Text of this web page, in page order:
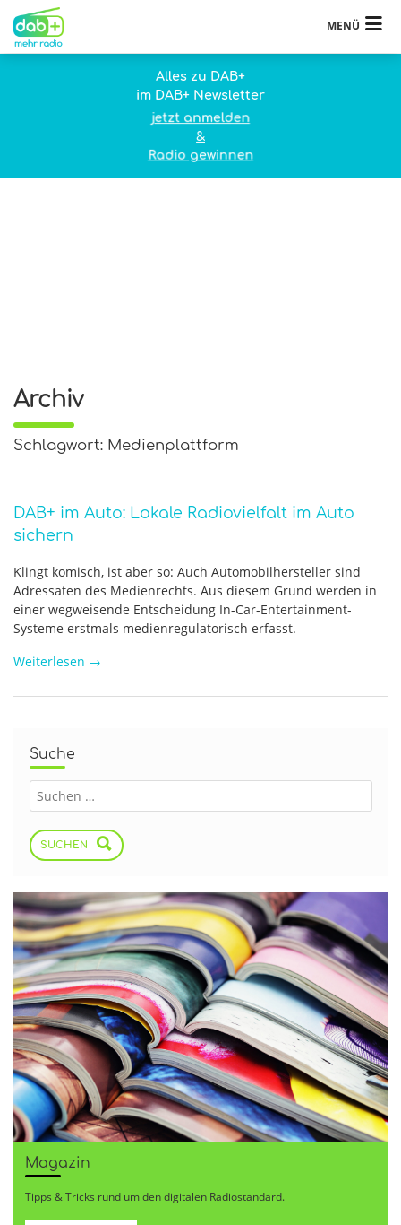
MENÜ
Alles zu DAB+
im DAB+ Newsletter
jetzt anmelden
&
Radio gewinnen
Archiv
Schlagwort: Medienplattform
DAB+ im Auto: Lokale Radiovielfalt im Auto
sichern
Klingt komisch, ist aber so: Auch Automobilhersteller sind
Adressaten des Medienrechts. Aus diesem Grund werden in
einer wegweisende Entscheidung In-Car-Entertainment-
Systeme erstmals medienregulatorisch erfasst.
Weiterlesen →
Suche
SUCHEN
Magazin
Tipps & Tricks rund um den digitalen Radiostandard.